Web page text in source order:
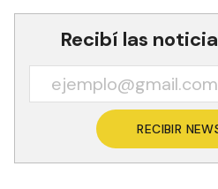
Recibí las
RECIBIR